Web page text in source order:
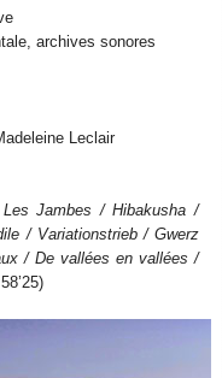
archives sonores
Leclair
Jambes / Hibakusha /
/ Variationstrieb / Gwerz
/ De vallées en vallées /